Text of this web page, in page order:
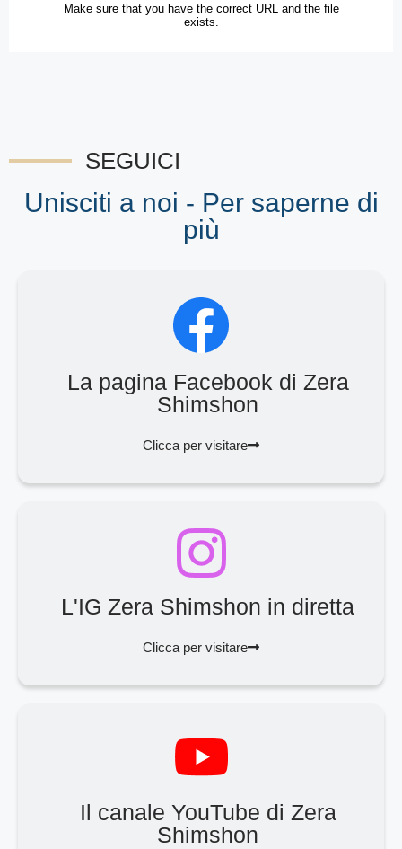
SEGUICI
Unisciti a noi - Per saperne di
più
La pagina Facebook di Zera
Shimshon
Clicca per visitare
L'IG Zera Shimshon in diretta
Clicca per visitare
Il canale YouTube di Zera
Shimshon